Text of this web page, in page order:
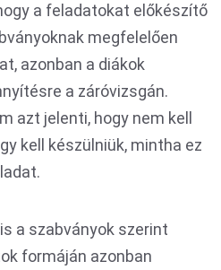
a feladatokat előkészítő
megfelelően
azonban a diákok
a záróvizsgán.
azt jelenti, hogy nem kell
kell készülniük, mintha ez
a szabványok szerint
formáján azonban